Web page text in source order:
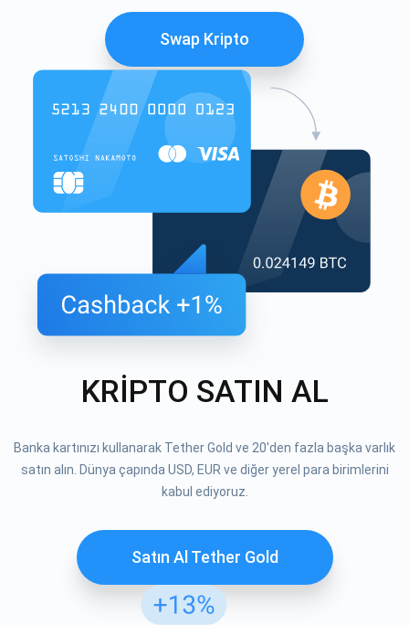
Swap Kripto
KRİPTO SATIN AL
Banka kartınızı kullanarak Tether Gold ve 20'den fazla başka varlık
satın alın. Dünya çapında USD, EUR ve diğer yerel para birimlerini
kabul ediyoruz.
Satın Al Tether Gold